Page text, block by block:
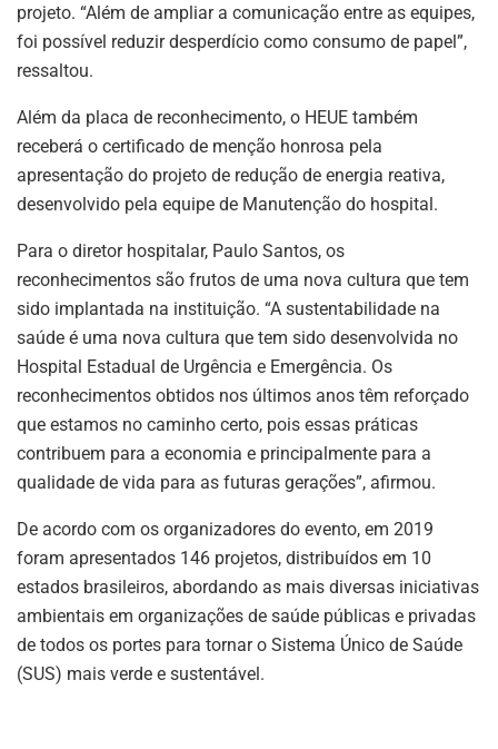
projeto. “Além de ampliar a comunicação entre as equipes,
foi possível reduzir desperdício como consumo de papel”,
ressaltou.
Além da placa de reconhecimento, o HEUE também
receberá o certificado de menção honrosa pela
apresentação do projeto de redução de energia reativa,
desenvolvido pela equipe de Manutenção do hospital.
Para o diretor hospitalar, Paulo Santos, os
reconhecimentos são frutos de uma nova cultura que tem
sido implantada na instituição. “A sustentabilidade na
saúde é uma nova cultura que tem sido desenvolvida no
Hospital Estadual de Urgência e Emergência. Os
reconhecimentos obtidos nos últimos anos têm reforçado
que estamos no caminho certo, pois essas práticas
contribuem para a economia e principalmente para a
qualidade de vida para as futuras gerações”, afirmou.
De acordo com os organizadores do evento, em 2019
foram apresentados 146 projetos, distribuídos em 10
estados brasileiros, abordando as mais diversas iniciativas
ambientais em organizações de saúde públicas e privadas
de todos os portes para tornar o Sistema Único de Saúde
(SUS) mais verde e sustentável.